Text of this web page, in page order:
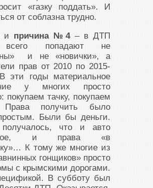
«газку поддать». И
от соблазна трудно.
и причина №4– в ДТП
попадают не
и не «новички», а
прав от 2010 по 2015-
эти годы материальное
у многих просто
покупаем тачку, покупаем
Права получить было
Были бы деньги.
что и авто
и права «в
К тому же многие из
гонщиков» просто
с крымскими дорогами.
В субботу был